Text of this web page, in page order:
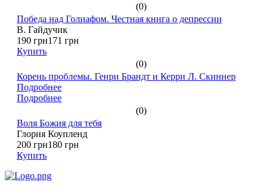
(0)
Победа над Голиафом. Честная книга о депрессии
В. Гайдучик
190 грн171 грн
Купить
(0)
Корень проблемы. Генри Брандт и Керри Л. Скиннер
Подробнее
Подробнее
(0)
Воля Божия для тебя
Глория Коупленд
200 грн180 грн
Купить